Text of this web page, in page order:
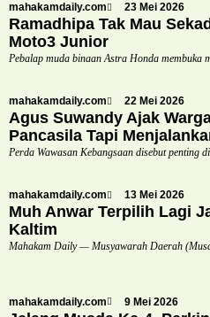
mahakamdaily.com 23 Mei 2026
Ramadhipa Tak Mau
Moto3 Junior
Pebalap muda binaan Astra Honda membuka
mahakamdaily.com 22 Mei 2026
Agus Suwandy Ajak
Pancasila Tapi
Perda Wawasan Kebangsaan disebut penting
mahakamdaily.com 13 Mei 2026
Muh Anwar Terpilih Lagi
Kaltim
Mahakam Daily — Musyawarah Daerah
mahakamdaily.com 9 Mei 2026